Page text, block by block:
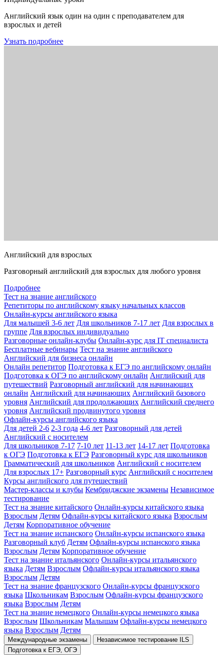
Английский язык один на один с преподавателем для
взрослых и детей
Узнать подробнее
Английский для взрослых
Разговорный английский для взрослых для любого уровня
Подробнее
Тест на знание английского
Репетиторы по английскому языку начальных классов
Онлайн-курсы английского языка
Для малышей 3-6 лет Для школьников 7-17 лет Для взрослых в
группе Для взрослых индивидуально
Разговорные онлайн-клубы Онлайн-курс для IT специалиста
Бесплатные вебинары Тест на знание английского
Английский для бизнеса онлайн
Онлайн репетитор Подготовка к ЕГЭ по английскому онлайн
Подготовка к ОГЭ по английскому онлайн Английский для
путешествий Разговорный английский для начинающих
онлайн Английский для начинающих Английский базового
уровня Английский для продолжающих Английский среднего
уровня Английский продвинутого уровня
Офлайн-курсы английского языка
Для детей 2-6 2-3 года 4-6 лет Разговорный для детей
Английский с носителем
Для школьников 7-17 7-10 лет 11-13 лет 14-17 лет Подготовка
к ОГЭ Подготовка к ЕГЭ Разговорный курс для школьников
Грамматический для школьников Английский с носителем
Для взрослых 17+ Разговорный курс Английский с носителем
Курсы английского для путешествий
Мастер-классы и клубы Кембриджские экзамены Независимое
тестирование
Тест на знание китайского Онлайн-курсы китайского языка
Взрослым Детям Офлайн-курсы китайского языка Взрослым
Детям Корпоративное обучение
Тест на знание испанского Онлайн-курсы испанского языка
Разговорный клуб Детям Офлайн-курсы испанского языка
Взрослым Детям Корпоративное обучение
Тест на знание итальянского Онлайн-курсы итальянского
языка Детям Взрослым Офлайн-курсы итальянского языка
Взрослым Детям
Тест на знание французского Онлайн-курсы французского
языка Школьникам Взрослым Офлайн-курсы французского
языка Взрослым Детям
Тест на знание немецкого Онлайн-курсы немецкого языка
Взрослым Школьникам Малышам Офлайн-курсы немецкого
языка Взрослым Детям
Международные экзамены
Независимое тестирование ILS
Подготовка к ЕГЭ, ОГЭ